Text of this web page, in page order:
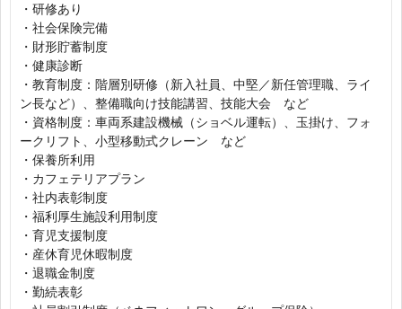
・研修あり
・社会保険完備
・財形貯蓄制度
・健康診断
・教育制度：階層別研修（新入社員、中堅／新任管理職、ライ
ン長など）、整備職向け技能講習、技能大会 など
・資格制度：車両系建設機械（ショベル運転）、玉掛け、フォ
ークリフト、小型移動式クレーン など
・保養所利用
・カフェテリアプラン
・社内表彰制度
・福利厚生施設利用制度
・育児支援制度
・産休育児休暇制度
・退職金制度
・勤続表彰